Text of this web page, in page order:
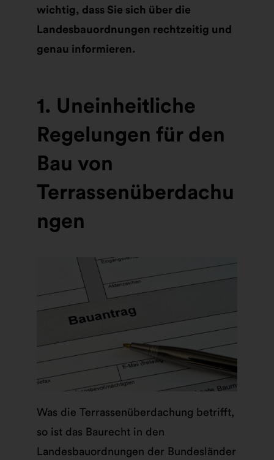
wichtig, dass Sie sich über die
Landesbauordnungen rechtzeitig und
genau informieren.
1. Uneinheitliche
Regelungen für den
Bau von
Terrassenüberdachu
ngen
Was die Terrassenüberdachung betrifft,
so ist das Baurecht in den
Landesbauordnungen der Bundesländer